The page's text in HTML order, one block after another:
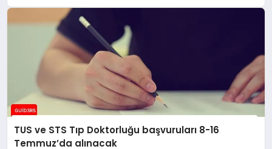
TUS ve STS Tıp Doktorluğu başvuruları 8-16
Temmuz’da alınacak